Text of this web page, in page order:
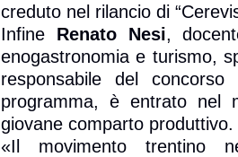
creduto nel rilancio di
Infine Renato Nesi,
enogastronomia e turismo,
responsabile del
programma, è entrato nel
giovane comparto produttivo.
«Il movimento trentino